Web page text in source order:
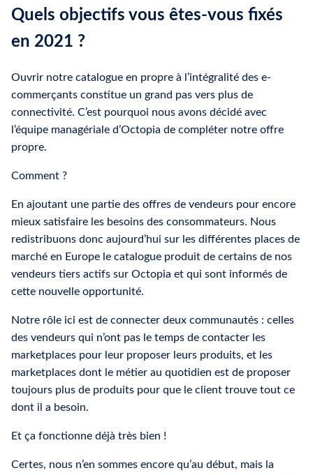
Quels objectifs vous êtes-vous fixés
en 2021 ?
Ouvrir notre catalogue en propre à l’intégralité des e-
commerçants constitue un grand pas vers plus de
connectivité. C’est pourquoi nous avons décidé avec
l’équipe managériale d’Octopia de compléter notre offre
propre.
Comment ?
En ajoutant une partie des offres de vendeurs pour encore
mieux satisfaire les besoins des consommateurs. Nous
redistribuons donc aujourd’hui sur les différentes places de
marché en Europe le catalogue produit de certains de nos
vendeurs tiers actifs sur Octopia et qui sont informés de
cette nouvelle opportunité.
Notre rôle ici est de connecter deux communautés : celles
des vendeurs qui n’ont pas le temps de contacter les
marketplaces pour leur proposer leurs produits, et les
marketplaces dont le métier au quotidien est de proposer
toujours plus de produits pour que le client trouve tout ce
dont il a besoin.
Et ça fonctionne déjà très bien !
Certes, nous n’en sommes encore qu’au début, mais la